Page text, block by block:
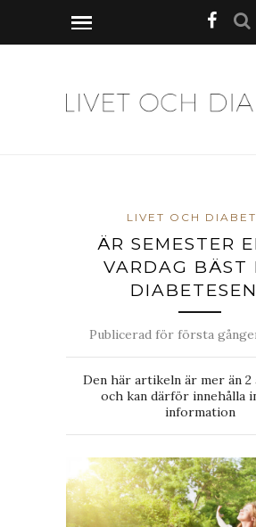
LIVET OCH
ÄR SEMESTER
VARDAG BÄST
Publicerad för första
Den här artikeln är mer än 2
och kan därför innehålla
information